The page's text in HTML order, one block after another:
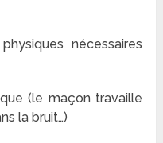
nécessaires
(le maçon travaille
la bruit…)